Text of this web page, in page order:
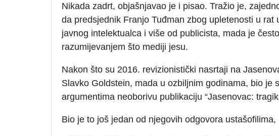
Nikada zadrt, objašnjavao je i pisao. Tražio je,
da predsjednik Franjo Tuđman zbog upletenosti u
javnog intelektualca i više od publicista, mada je
razumijevanjem što mediji jesu.
Nakon što su 2016. revizionistički nasrtaji na
Slavko Goldstein, mada u ozbiljnim godinama, bio je
argumentima neoborivu publikaciju “Jasenovac:
Bio je to još jedan od njegovih odgovora